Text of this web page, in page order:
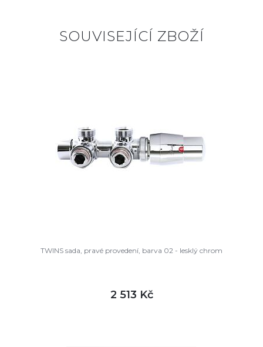
SOUVISEJÍCÍ ZBOŽÍ
TWINS sada, pravé provedení, barva 02 - lesklý chrom
2 513 Kč